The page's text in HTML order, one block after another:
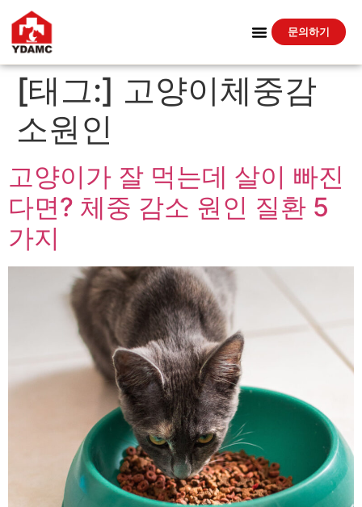
문의하기
[태그:] 고양이체중감
소원인
고양이가 잘 먹는데 살이 빠진
다면? 체중 감소 원인 질환 5
가지